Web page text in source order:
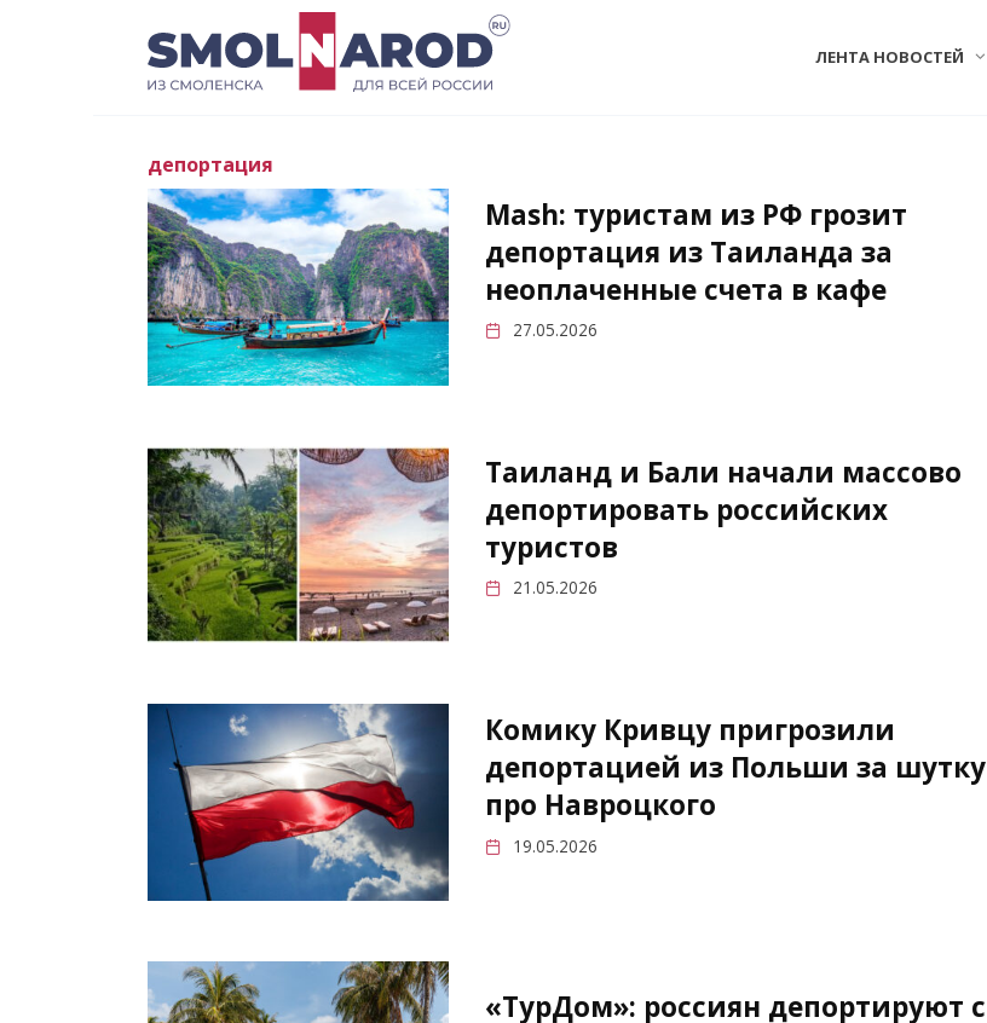
ЛЕНТА НОВОСТЕЙ
депортация
Mash: туристам из РФ грозит
депортация из Таиланда за
неоплаченные счета в кафе
27.05.2026
Таиланд и Бали начали массово
депортировать российских
туристов
21.05.2026
Комику Кривцу пригрозили
депортацией из Польши за шутку
про Навроцкого
19.05.2026
«ТурДом»: россиян депортируют с